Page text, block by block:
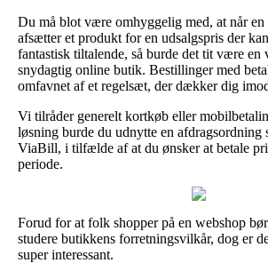
Du må blot være omhyggelig med, at når en
afsætter et produkt for en udsalgspris der
fantastisk tiltalende, så burde det tit være en
snydagtig online butik. Bestillinger med
omfavnet af et regelsæt, der dækker dig
Vi tilråder generelt kortkøb eller
løsning burde du udnytte en afdragsordning
ViaBill, i tilfælde af at du ønsker at betale
periode.
Forud for at folk shopper på en webshop
studere butikkens forretningsvilkår, dog er
super interessant.